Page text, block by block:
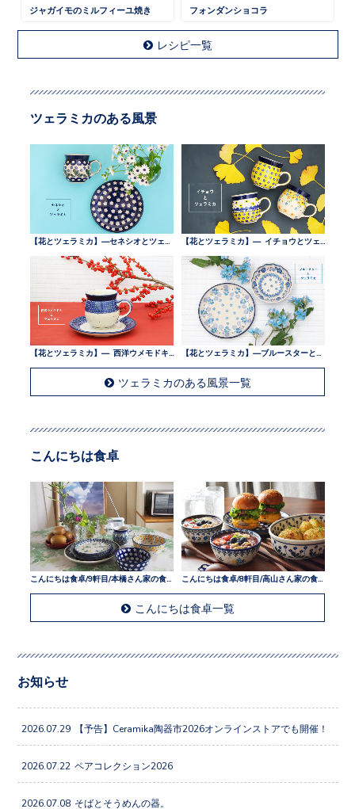
ジャガイモのミルフィーユ焼き フォンダンショコラ
レシピ一覧
ツェラミカのある風景
ツェラミカのある風景一覧
こんにちは食卓
こんにちは食卓/9軒目/本橋さん家の食卓
こんにちは食卓一覧
お知らせ
2026.07.29 【予告】Ceramika陶器市2026オンラインストアでも開催！
2026.07.22 ペアコレクション2026
2026.07.08 そばとそうめんの器。